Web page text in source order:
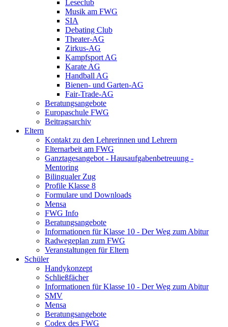
Leseclub
Musik am FWG
SIA
Debating Club
Theater-AG
Zirkus-AG
Kampfsport AG
Karate AG
Handball AG
Bienen- und Garten-AG
Fair-Trade-AG
Beratungsangebote
Europaschule FWG
Beitragsarchiv
Eltern
Kontakt zu den Lehrerinnen und Lehrern
Elternarbeit am FWG
Ganztagesangebot - Hausaufgabenbetreuung -
Mentoring
Bilingualer Zug
Profile Klasse 8
Formulare und Downloads
Mensa
FWG Info
Beratungsangebote
Informationen für Klasse 10 - Der Weg zum Abitur
Radwegeplan zum FWG
Veranstaltungen für Eltern
Schüler
Handykonzept
Schließfächer
Informationen für Klasse 10 - Der Weg zum Abitur
SMV
Mensa
Beratungsangebote
Codex des FWG